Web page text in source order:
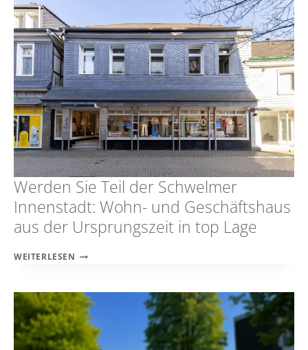
ENTWICKLUNGSPOTENTIAL
SCHMALLENBERG
Werden Sie Teil der Schwelmer
Innenstadt: Wohn- und Geschäftshaus
aus der Ursprungszeit in top Lage
WEITERLESEN WERDEN
DER
SCHWELMER
INNENSTADT:
WOHN-